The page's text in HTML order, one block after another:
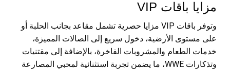
مزايا باقات VIP
وتوفر باقات VIP مزايا حصرية تشمل مقاعد بجانب الحلبة أو
على مستوى الأرضية، دخول سريع إلى الصالات المميزة،
خدمات الطعام والمشروبات الفاخرة، بالإضافة إلى مقتنيات
وتذكارات WWE، ما يضمن تجربة استثنائية لمحبي المصارعة